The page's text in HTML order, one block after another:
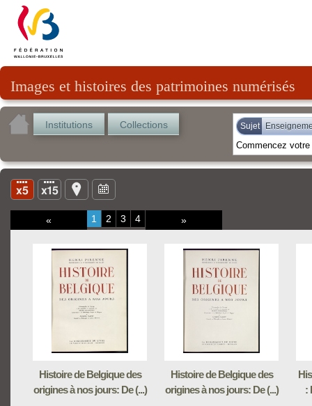
Images et histoires des patrimoines numérisés
Institutions Collections Sujet
« 1 2 3 4 »
Histoire de Belgique des
origines à nos jours: De (...)
Histoire de Belgique des
origines à nos jours: De (...)
: